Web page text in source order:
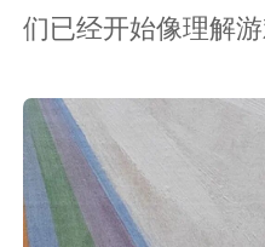
们已经开始像理解游